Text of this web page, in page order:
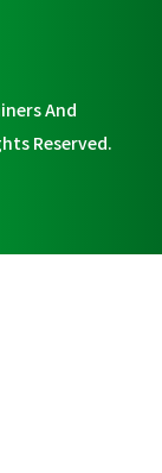
And
Reserved.